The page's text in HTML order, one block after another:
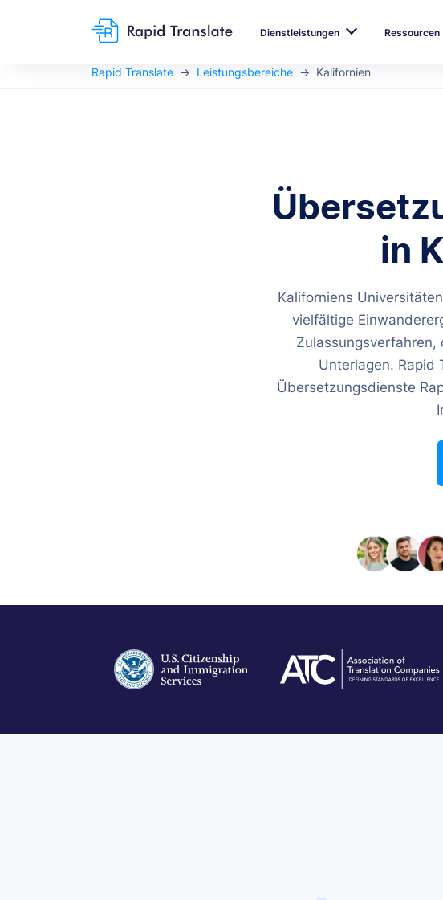
Dienstleistungen Ressourcen
Rapid Translate Leistungsbereiche Kalifornien
in
Kaliforniens
vielfältige
Zulassungsverfahren,
Unterlagen. Rapid
Übersetzungsdienste